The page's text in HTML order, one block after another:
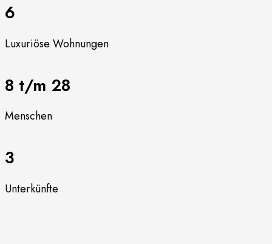
6
Luxuriöse Wohnungen
8 t/m 28
Menschen
3
Unterkünfte